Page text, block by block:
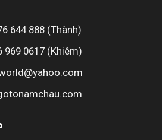
644 888 (Thành)
969 0617 (Khiêm)